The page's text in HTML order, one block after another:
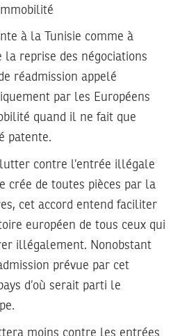
à la Tunisie comme à
la reprise des négociations
réadmission appelé
par les Européens
quand il ne fait que
patente.
contre l’entrée illégale
crée de toutes pièces par la
cet accord entend faciliter
européen de tous ceux qui
illégalement. Nonobstant
prévue par cet
d’où serait parti le
moins contre les entrées